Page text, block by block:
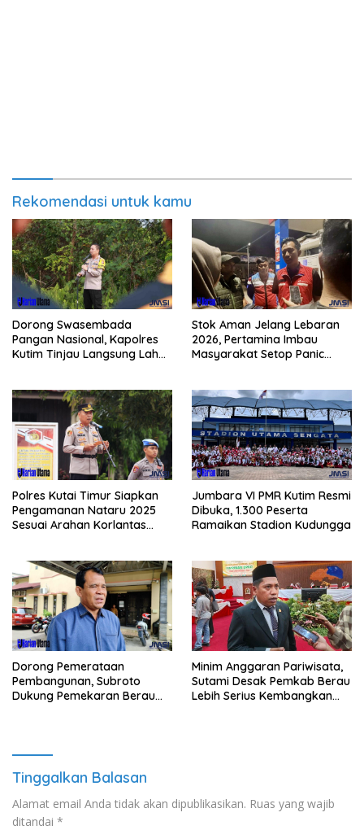
Rekomendasi untuk kamu
Dorong Swasembada
Pangan Nasional, Kapolres
Kutim Tinjau Langsung Lahan
Stok Aman Jelang Lebaran
2026, Pertamina Imbau
Masyarakat Setop Panic
Polres Kutai Timur Siapkan
Pengamanan Nataru 2025
Sesuai Arahan Korlantas
Jumbara VI PMR Kutim Resmi
Dibuka, 1.300 Peserta
Ramaikan Stadion Kudungga
Dorong Pemerataan
Pembangunan, Subroto
Dukung Pemekaran Berau
Minim Anggaran Pariwisata,
Sutami Desak Pemkab Berau
Lebih Serius Kembangkan
Tinggalkan Balasan
Alamat email Anda tidak akan dipublikasikan. Ruas yang wajib
ditandai *